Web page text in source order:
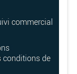
commercial
conditions de